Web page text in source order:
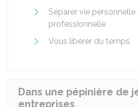
Séparer vie personnelle
professionnelle
Vous libérer du temps
Dans une pépinière de
entreprises